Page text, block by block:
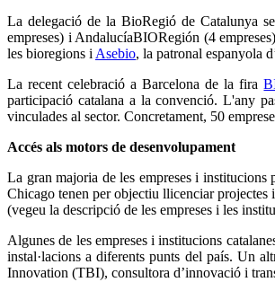
La delegació de la BioRegió de Catalunya
empreses) i AndalucíaBIORegión (4
les bioregions iAsebio, la patronal espanyola
La recent celebració a Barcelona de la fira
participació catalana a la convenció. L'any
vinculades al sector. Concretament, 50
Accés als motors de desenvolupament
La gran majoria de les empreses i
Chicago tenen per objectiu llicenciar projectes
(vegeu la descripció de les empreses i les
Algunes de les empreses i institucions
instal·lacions a diferents punts del país. Un
Innovation (TBI), consultora d’innovació i